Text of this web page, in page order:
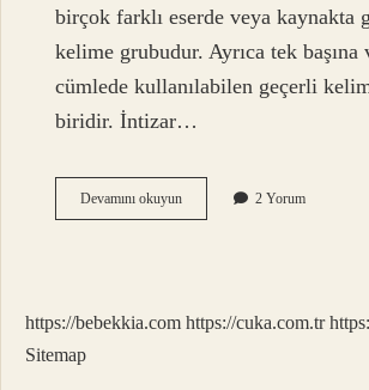
birçok farklı eserde veya kaynakta
kelime grubudur. Ayrıca tek başına
cümlede kullanılabilen geçerli
biridir. İntizar…
Devamını okuyunİNtisar
Etmek
2 Yorum
https://bebekkia.com https://cuka.com.tr
Sitemap